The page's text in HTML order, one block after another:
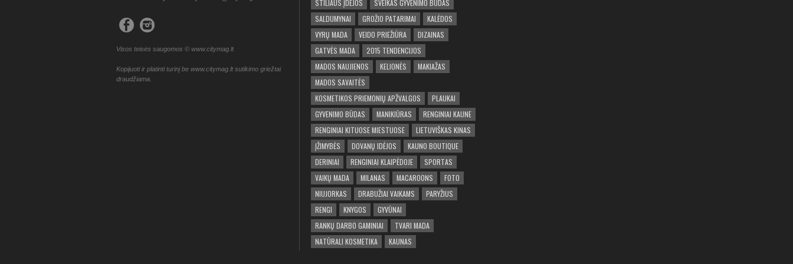
Visos teisės saugomos © www.citymag.lt
Kopijuoti ir platinti turinį be www.citymag.lt sutikimo griežtai
draudžiama.
STILIAUS ĮDĖJOS
SVEIKAS GYVENIMO BŪDAS
SALDUMYNAI
GROŽIO PATARIMAI
KALĖDOS
VYRŲ MADA
VEIDO PRIEŽIŪRA
DIZAINAS
GATVĖS MADA
2015 TENDENCIJOS
MADOS NAUJIENOS
KELIONĖS
MAKIAŽAS
MADOS SAVAITĖS
KOSMETIKOS PRIEMONIŲ APŽVALGOS
PLAUKAI
GYVENIMO BŪDAS
MANIKIŪRAS
RENGINIAI KAUNE
RENGINIAI KITUOSE MIESTUOSE
LIETUVIŠKAS KINAS
ĮŽIMYBĖS
DOVANŲ IDĖJOS
KAUNO BOUTIQUE
DERINIAI
RENGINIAI KLAIPĖDOJE
SPORTAS
VAIKŲ MADA
MILANAS MACAROONS
FOTO
NIUJORKAS
DRABUŽIAI VAIKAMS
PARYŽIUS
RENGI
KNYGOS
GYVŪNAI
RANKŲ DARBO GAMINIAI
TVARI MADA
NATŪRALI KOSMETIKA
KAUNAS